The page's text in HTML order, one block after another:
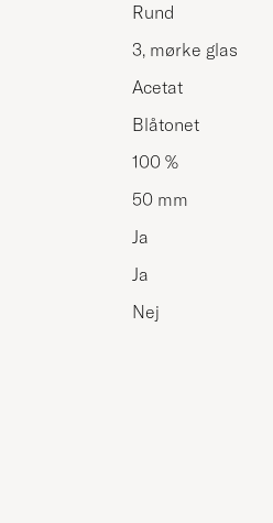
Rund
3, mørke glas
Acetat
Blåtonet
100 %
50 mm
Ja
Ja
Nej